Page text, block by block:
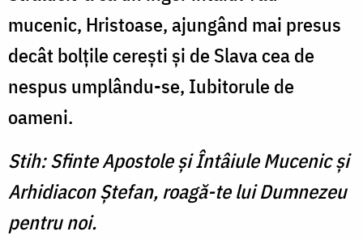
mucenic, Hristoase, ajungând mai presus
decât bolţile cereşti şi de Slava cea de
nespus umplându-se, Iubitorule de
oameni.
Stih: Sfinte Apostole şi Întâiule Mucenic şi
Arhidiacon Ştefan, roagă-te lui Dumnezeu
pentru noi.